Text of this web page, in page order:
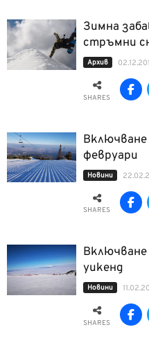
Зимна
стръмни
Архив
SHARES
Включване
февруари
Новини
SHARES
уикенд
Новини
SHARES